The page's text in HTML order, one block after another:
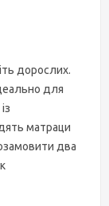
дорослих.
для
матраци
два